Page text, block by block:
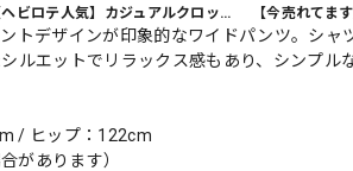
【ヘビロテ人気】カジュアルクロップドパンツ PT0341
トデザインが印象的なワイドパンツ。シ
ルエットでリラックス感もあり、シンプ
/ ヒップ：122cm
があります）